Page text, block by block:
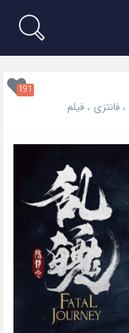
191
،فانتزی ،فیلم